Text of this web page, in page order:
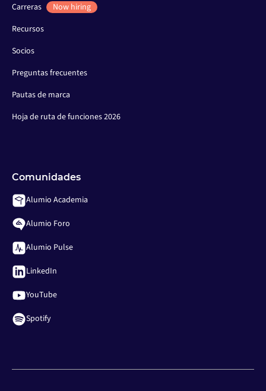
Carreras
Now hiring
Recursos
Socios
Preguntas frecuentes
Pautas de marca
Hoja de ruta de funciones 2026
Comunidades
Alumio Academia
Alumio Foro
Alumio Pulse
LinkedIn
YouTube
Spotify